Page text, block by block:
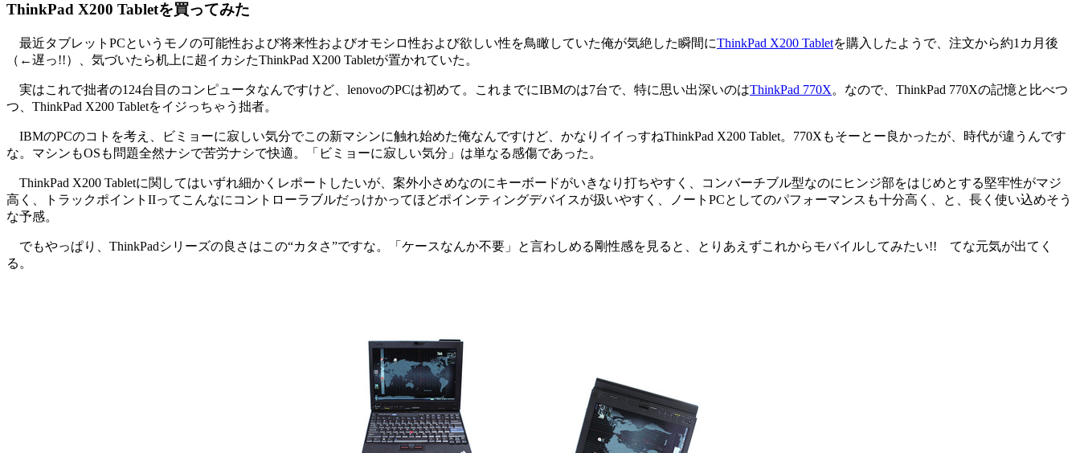
ThinkPad X200 Tabletを買ってみた
最近タブレットPCというモノの可能性および将来性およびオモシロ性および欲しい性を鳥瞰していた俺が気絶した瞬間にThinkPad X200 Tabletを購入したようで、注文から約1カ月後
（←遅っ!!）、気づいたら机上に超イカシたThinkPad X200 Tabletが置かれていた。
実はこれで拙者の124台目のコンピュータなんですけど、lenovoのPCは初めて。これまでにIBMのは7台で、特に思い出深いのはThinkPad 770X。なので、ThinkPad 770Xの記憶と比べつ
つ、ThinkPad X200 Tabletをイジっちゃう拙者。
IBMのPCのコトを考え、ビミョーに寂しい気分でこの新マシンに触れ始めた俺なんですけど、かなりイイっすねThinkPad X200 Tablet。770Xもそーとー良かったが、時代が違うんです
な。マシンもOSも問題全然ナシで苦労ナシで快適。「ビミョーに寂しい気分」は単なる感傷であった。
ThinkPad X200 Tabletに関してはいずれ細かくレポートしたいが、案外小さめなのにキーボードがいきなり打ちやすく、コンバーチブル型なのにヒンジ部をはじめとする堅牢性がマジ
高く、トラックポイントIIってこんなにコントローラブルだっけかってほどポインティングデバイスが扱いやすく、ノートPCとしてのパフォーマンスも十分高く、と、長く使い込めそう
な予感。
でもやっぱり、ThinkPadシリーズの良さはこの“カタさ”ですな。「ケースなんか不要」と言わしめる剛性感を見ると、とりあえずこれからモバイルしてみたい!! てな元気が出てく
る。